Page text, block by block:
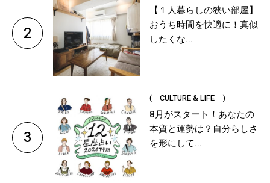
2
【１人暮らしの狭い部屋】
おうち時間を快適に！真似
したくな...
3
( CULTURE & LIFE )
8月がスタート！あなたの
本質と運勢は？自分らしさ
を形にして...